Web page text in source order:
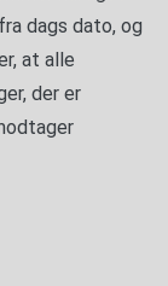
dags dato, og
at alle
der er